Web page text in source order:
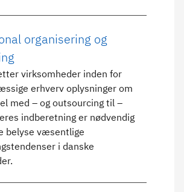
organisering og
virksomheder inden for
erhverv oplysninger om
med – og outsourcing til –
indberetning er nødvendig
belyse væsentlige
i danske